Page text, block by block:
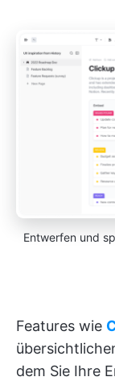
Entwerfen und
Features wie
dem Sie Ihre